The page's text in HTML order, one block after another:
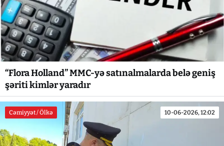
“Flora Holland” MMC-yə satınalmalarda belə geniş
şəriti kimlər yaradır
Cəmiyyət / Ölkə 10-06-2026, 12:02